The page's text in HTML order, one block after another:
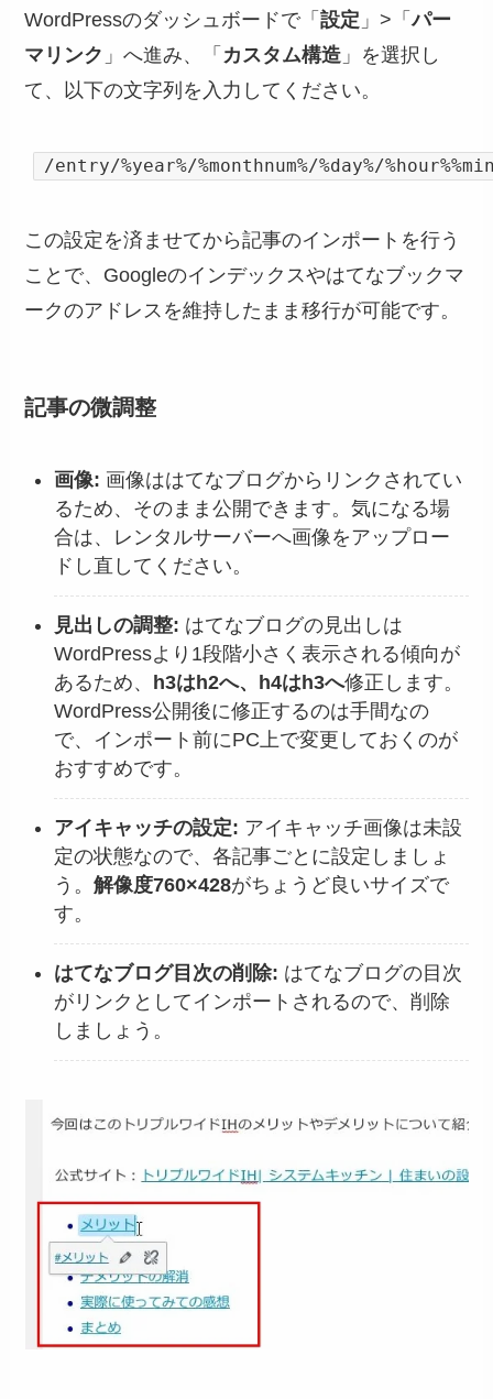
WordPressのダッシュボードで「設定 」>「パー
マリンク 」へ進み、「 カスタム構造 」を選択し
て、以下の文字列を入力してください。
/entry/%year%/%monthnum%/%day%/
この設定を済ませてから記事のインポートを行う
ことで、Googleのインデックスやはてなブックマ
ークのアドレスを維持したまま移行が可能です。
記事の微調整
画像: 画像ははてなブログからリンクされてい
るため、そのまま公開できます。気になる場
合は、レンタルサーバーへ画像をアップロー
ドし直してください。
見出しの調整: はてなブログの見出しは
WordPressより1段階小さく表示される傾向が
あるため、
h3はh2へ、h4はh3へ修正します。
WordPress公開後に修正するのは手間なの
で、インポート前にPC上で変更しておくのが
おすすめです。
アイキャッチの設定: アイキャッチ画像は未設
定の状態なので、各記事ごとに設定しましょ
う。解像度760×428がちょうど良いサイズで
す。
はてなブログ目次の削除: はてなブログの目次
がリンクとしてインポートされるので、削除
しましょう。